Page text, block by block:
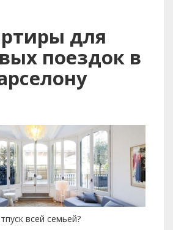
для
поездок в
всей семьей?